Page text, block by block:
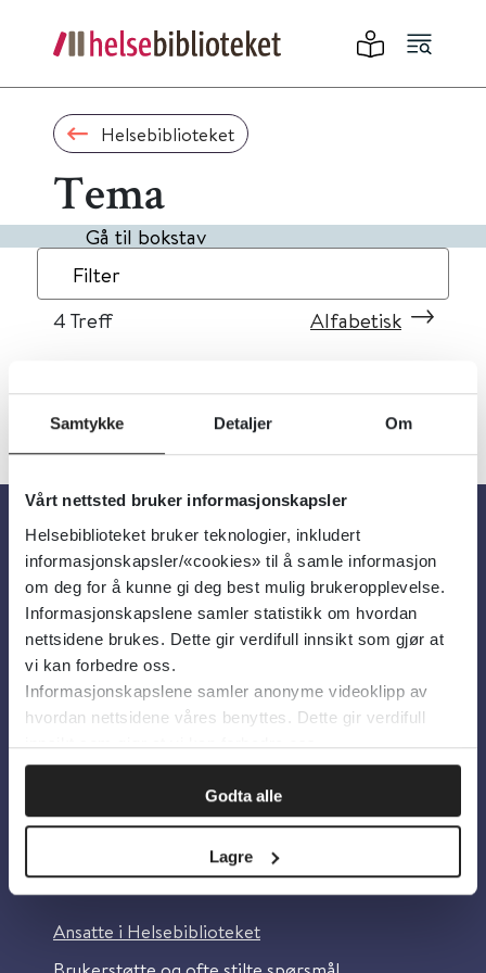
Samtykke Detaljer Om
Vårt nettsted bruker informasjonskapsler
Helsebiblioteket bruker teknologier, inkludert
informasjonskapsler/«cookies» til å samle informasjon
om deg for å kunne gi deg best mulig brukeropplevelse.
Informasjonskapslene samler statistikk om hvordan
nettsidene brukes. Dette gir verdifull innsikt som gjør at
vi kan forbedre oss.
Informasjonskapslene samler anonyme videoklipp av
hvordan nettsidene våres benyttes. Dette gir verdifull
innsikt som gjør at vi kan forbedre oss.
Godta alle
Lagre
Helsebiblioteket
Tema
Gå til bokstav
Filter
4 Treff Alfabetisk
Om oss
Om Helsebiblioteket
Personvern og informasjonskapsler
Tilgjengelighetserklæring
Information in English
Ansatte i Helsebiblioteket